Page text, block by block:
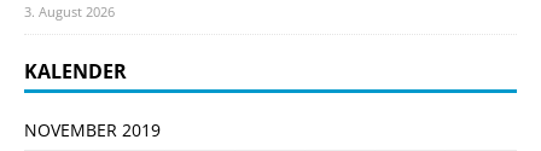
3. August 2026
KALENDER
NOVEMBER 2019